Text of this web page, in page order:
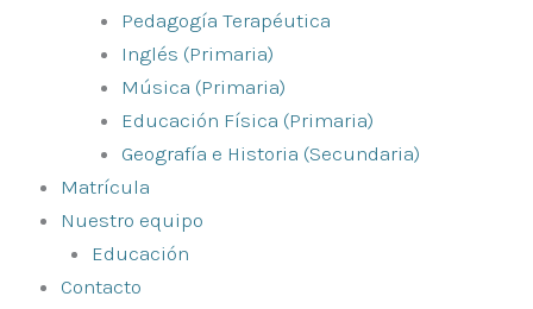
Pedagogía Terapéutica
Inglés (Primaria)
Música (Primaria)
Educación Física (Primaria)
Geografía e Historia (Secundaria)
Matrícula
Nuestro equipo
Educación
Contacto